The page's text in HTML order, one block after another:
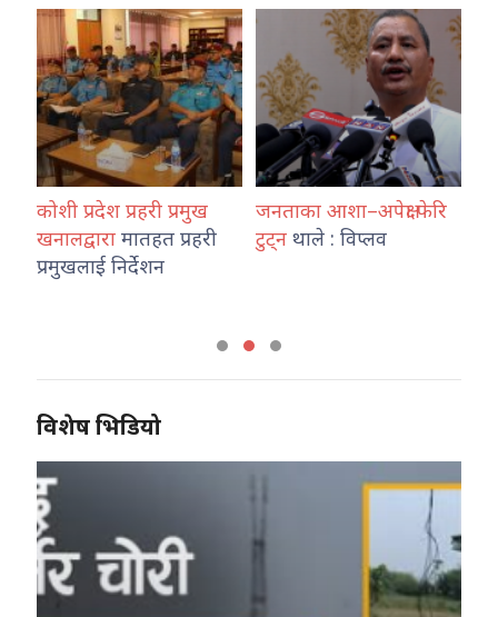
कोशी प्रदेश प्रहरी प्रमुख
खनालद्वारा मातहत प्रहरी
प्रमुखलाई निर्देशन
जनताका आशा–अपेक्षा फेरि
टुट्न थाले : विप्लव
विशेष भिडियो